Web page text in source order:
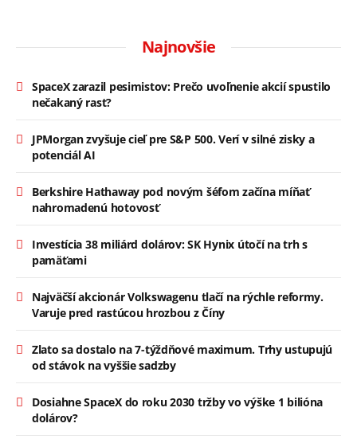
Najnovšie
SpaceX zarazil pesimistov: Prečo uvoľnenie akcií spustilo
nečakaný rast?
JPMorgan zvyšuje cieľ pre S&P 500. Verí v silné zisky a
potenciál AI
Berkshire Hathaway pod novým šéfom začína míňať
nahromadenú hotovosť
Investícia 38 miliárd dolárov: SK Hynix útočí na trh s
pamäťami
Najväčší akcionár Volkswagenu tlačí na rýchle reformy.
Varuje pred rastúcou hrozbou z Číny
Zlato sa dostalo na 7-týždňové maximum. Trhy ustupujú
od stávok na vyššie sadzby
Dosiahne SpaceX do roku 2030 tržby vo výške 1 bilióna
dolárov?